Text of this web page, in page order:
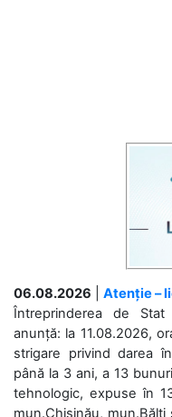
06.08.2026
Atenție –
Întreprinderea de Stat
anunță: la 11.08.2026,
strigare privind darea
până la 3 ani, a 13
tehnologic, expuse în
mun.Chișinău,